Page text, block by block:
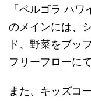
「ペルゴラ ハワ
のメインには、
ド、野菜をブッ
フリーフローに
また、キッズコ